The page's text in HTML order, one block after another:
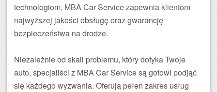
technologiom, MBA Car Service zapewnia klientom
najwyższej jakości obsługę oraz gwarancję
bezpieczeństwa na drodze.
Niezależnie od skali problemu, który dotyka Twoje
auto, specjaliści z MBA Car Service są gotowi podjąć
się każdego wyzwania. Oferują pełen zakres usług